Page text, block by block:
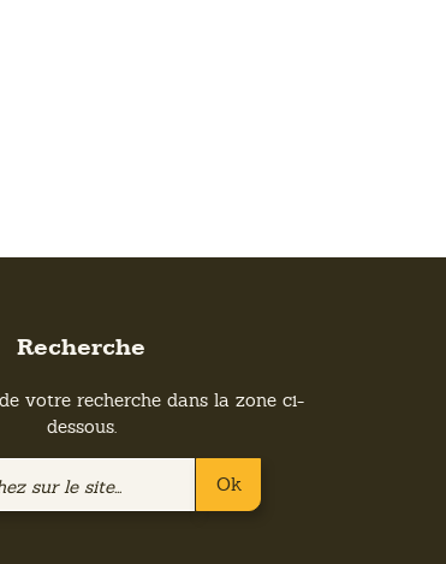
Recherche
votre recherche dans la zone ci-
dessous.
Ok